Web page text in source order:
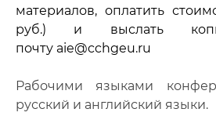
материалов, оплатить
руб.) и выслать
почту aie@cchgeu.ru
Рабочими языками
русский и английский языки.